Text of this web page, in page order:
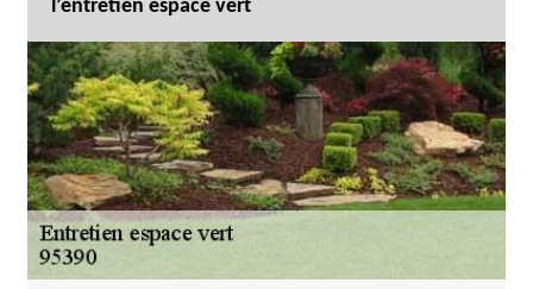
l’entretien espace vert